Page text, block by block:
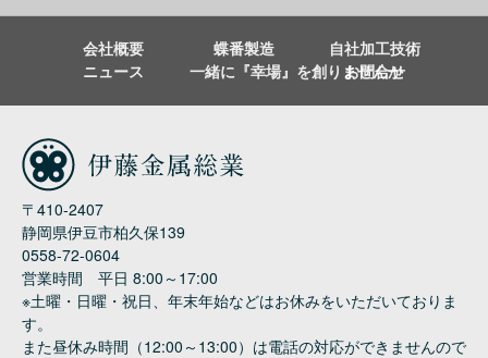
会社概要 蝶番製造
自社加工技術
ニュース
一緒に『幸場』を創りませんか
お問合せ
〒410-2407
静岡県伊豆市柏久保139
0558-72-0604
営業時間　平日 8:00～17:00
※土曜・日曜・祝日、年末年始などはお休みをいただいておりま
す。
また昼休み時間（12:00～13:00）は電話の対応ができませんので